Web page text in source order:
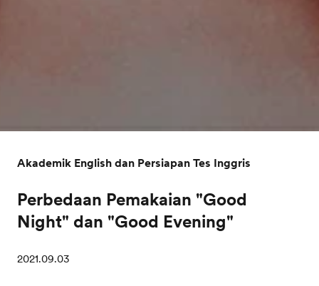
Akademik English dan Persiapan Tes Inggris
Perbedaan Pemakaian "Good
Night" dan "Good Evening"
2021.09.03